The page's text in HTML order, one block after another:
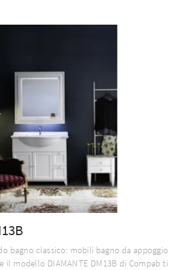
bagno classico: mobili bagno da appoggio
il modello DIAMANTE DM13B di Compab ti